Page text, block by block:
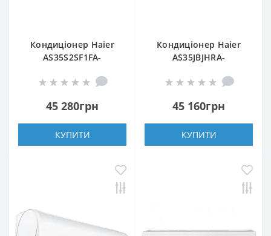
Кондиціонер Haier
AS35S2SF1FA-
45 280грн
КУПИТИ
Кондиціонер Haier
AS35JBJHRA-
45 160грн
КУПИТИ